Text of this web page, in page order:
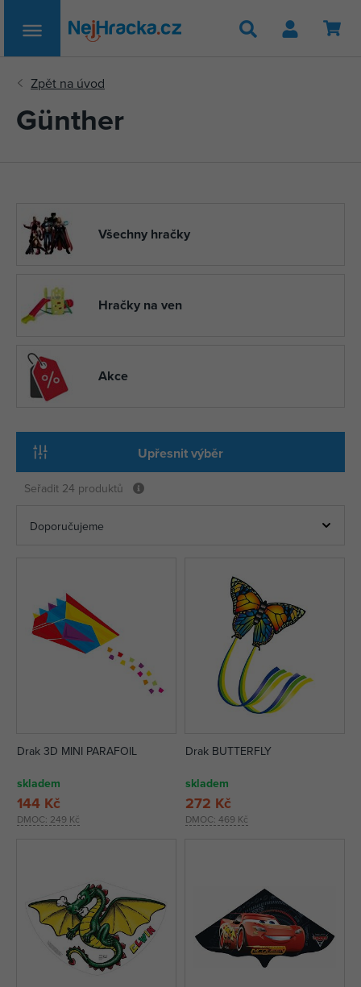
Hledat
Günther
Všechny hračky
Hračky na ven
Akce
Upřesnit výběr
Seřadit 24 produktů
Drak 3D MINI PARAFOIL
skladem
DMOC: 249 Kč
144 Kč
Drak BUTTERFLY
skladem
DMOC: 469 Kč
272 Kč